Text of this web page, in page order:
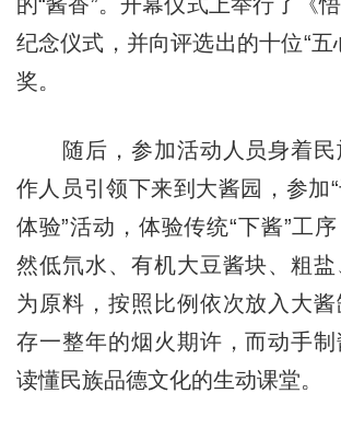
纪念仪式，并向评选出的十位“五
奖。
随后，参加活动人员身着民
作人员引领下来到大酱园，参加
体验”活动，体验传统“下酱”工
然低氘水、有机大豆酱块、粗
为原料，按照比例依次放入大
存一整年的烟火期许，而动手
读懂民族品德文化的生动课堂。